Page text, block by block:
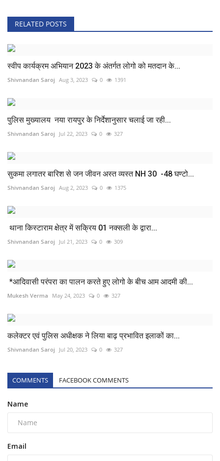
RELATED POSTS
स्वीप कार्यक्रम अभियान 2023 के अंतर्गत लोगो को मतदान के...
Shivnandan Saroj Aug 3, 2023 0 1391
पुलिस मुख्यालय नया रायपुर के निर्देशानुसार चलाई जा रही...
Shivnandan Saroj Jul 22, 2023 0 327
सुकमा लगातर बारिश से जन जीवन अस्त व्यस्त NH 30 -48 घण्टो...
Shivnandan Saroj Aug 2, 2023 0 1375
थाना किस्टाराम क्षेत्र में सक्रिय 01 नक्सली के द्वारा...
Shivnandan Saroj Jul 21, 2023 0 309
*आदिवासी परंपरा का पालन करते हुए लोगो के बीच आम आदमी की...
Mukesh Verma May 24, 2023 0 327
कलेक्टर एवं पुलिस अधीक्षक ने लिया बाढ़ प्रभावित इलाकों का...
Shivnandan Saroj Jul 20, 2023 0 327
COMMENTS FACEBOOK COMMENTS
Name
Email